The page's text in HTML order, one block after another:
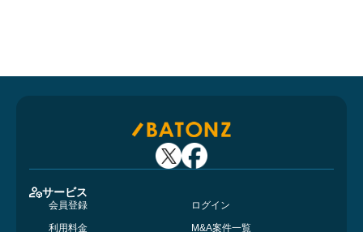
サービス
会員登録
ログイン
利用料金
M&A案件一覧